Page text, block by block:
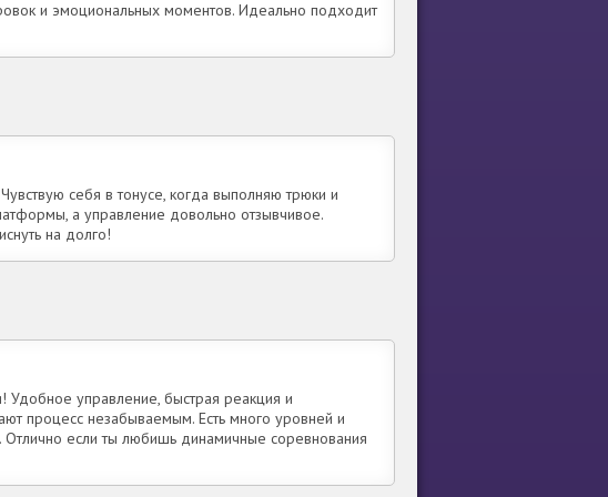
и эмоциональных моментов. Идеально подходит
себя в тонусе, когда выполняю трюки и
а управление довольно отзывчивое.
на долго!
Удобное управление, быстрая реакция и
процесс незабываемым. Есть много уровней и
Отлично если ты любишь динамичные соревнования